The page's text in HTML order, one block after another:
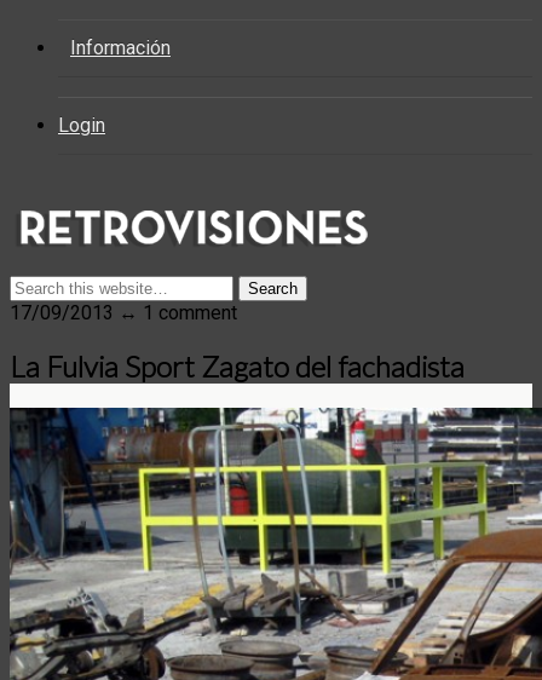
Información
Login
17/09/2013 ↔ 1 comment
La Fulvia Sport Zagato del fachadista